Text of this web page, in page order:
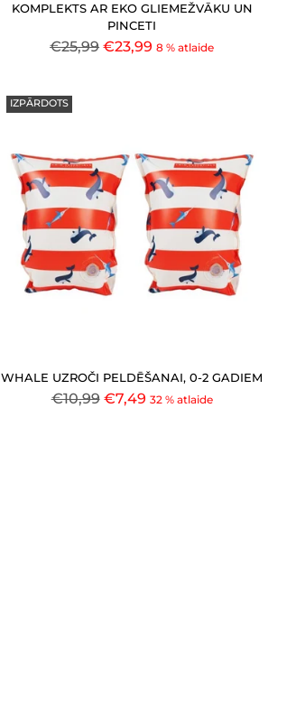
KOMPLEKTS AR EKO GLIEMEŽVĀKU UN
PINCETI
Parastā
€25,99 €23,99 8 % atlaide
IZPĀRDOTS
WHALE UZROČI PELDĒŠANAI, 0-2 GADIEM
Parastā
€10,99 €7,49 32 % atlaide